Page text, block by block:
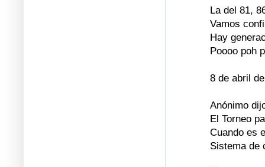
La del 81,
Vamos
Hay
Poooo poh
8 de abril
Anónimo
El Torneo
Cuando es
Sistema de